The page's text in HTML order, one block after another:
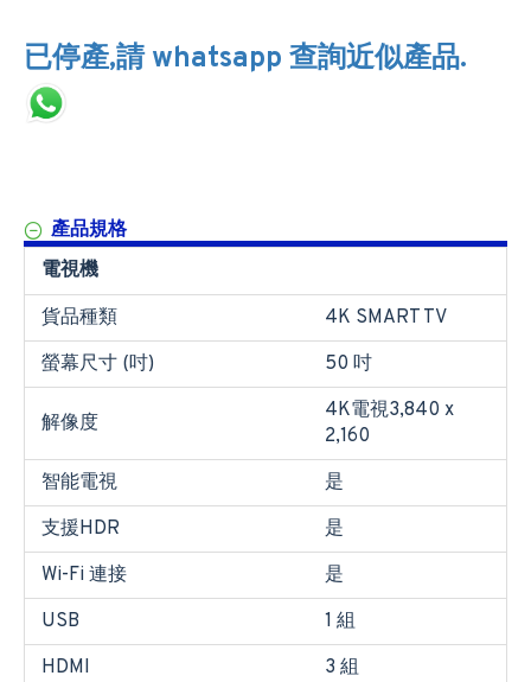
已停產,請 whatsapp 查詢近似產品.
產品規格
電視機
貨品種類
4K SMART TV
螢幕尺寸 (吋)
50 吋
解像度
4K電視3,840 x
2,160
智能電視
是
支援HDR
是
Wi-Fi 連接
是
USB
1 組
HDMI
3 組